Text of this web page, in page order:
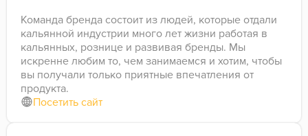
Команда бренда состоит из людей, которые отдали
кальянной индустрии много лет жизни работая в
кальянных, рознице и развивая бренды. Мы
искренне любим то, чем занимаемся и хотим, чтобы
вы получали только приятные впечатления от
продукта.
Посетить сайт